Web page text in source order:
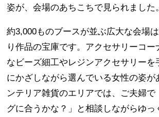
姿が、会場のあちこちで見られました。
約3,000ものブースが並ぶ広大な会場
り作品の宝庫です。アクセサリーコー
なビーズ細工やレジンアクセサリーを
にかざしながら選んでいる女性の姿が
ンテリア雑貨のエリアでは、ご夫婦で
グに合うかな？」と相談しながらゆっ